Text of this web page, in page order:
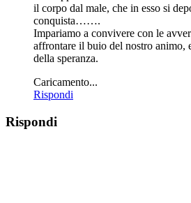
il corpo dal male, che in esso si
conquista…….
Impariamo a convivere con le
affrontare il buio del nostro animo,
della speranza.
Caricamento...
Rispondi
Rispondi